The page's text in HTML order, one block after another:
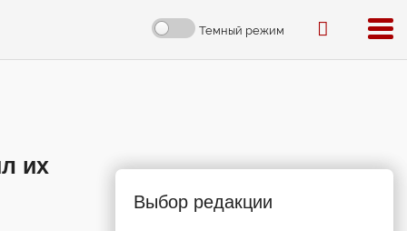
Темный режим
их
Выбор редакции